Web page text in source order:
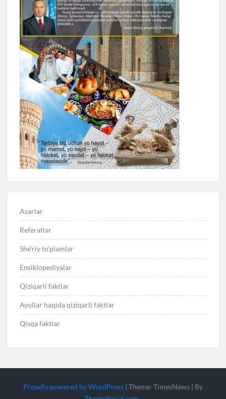
Asarlar
Referatlar
She’riy to’plamlar
Ensiklopediyalar
Qiziqarli faktlar
Ayollar haqida qiziqarli faktlar
Qisqa faktlar
Proudly powered by WordPress | Theme: TimesNews | By